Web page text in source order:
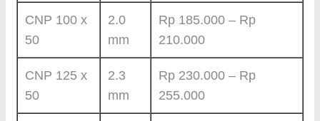
CNP 100 x
50
2.0
mm
Rp 185.000 – Rp
210.000
CNP 125 x
50
2.3
mm
Rp 230.000 – Rp
255.000